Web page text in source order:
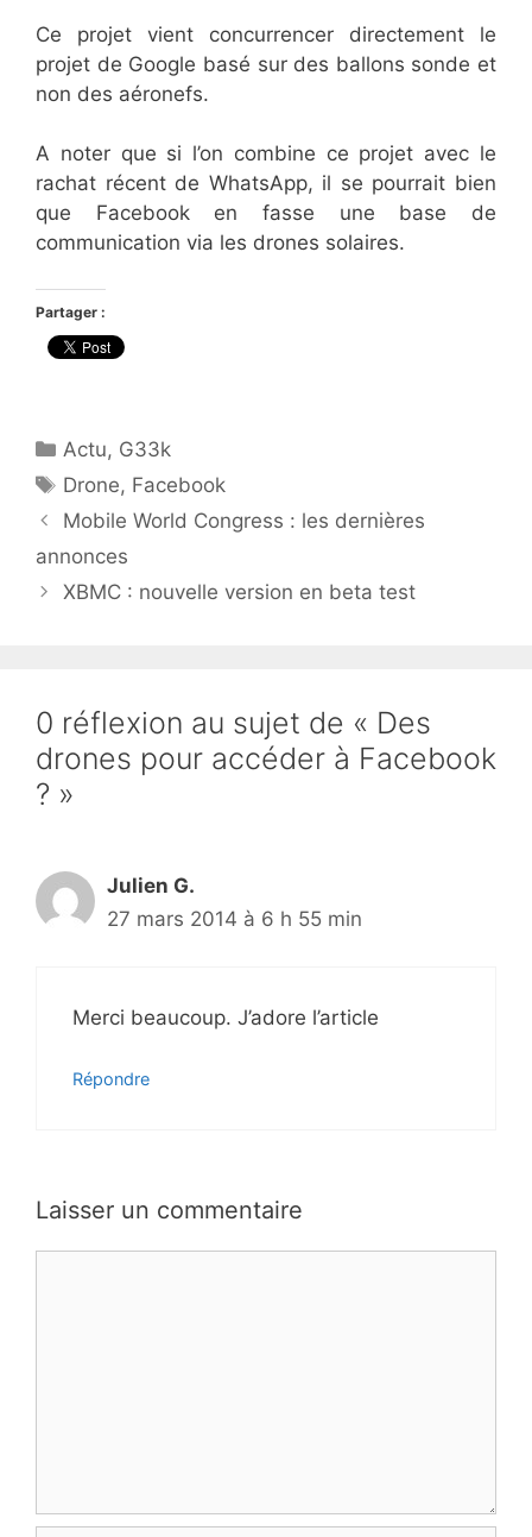
Ce projet vient concurrencer directement le
projet de Google basé sur des ballons sonde et
non des aéronefs.
A noter que si l’on combine ce projet avec le
rachat récent de WhatsApp, il se pourrait bien
que Facebook en fasse une base de
communication via les drones solaires.
Partager :
Catégories
Actu, G33k
Étiquettes
Drone, Facebook
Mobile World Congress : les dernières
annonces
XBMC : nouvelle version en beta test
0 réflexion au sujet de « Des
drones pour accéder à Facebook
? »
Julien G.
27 mars 2014 à 6 h 55 min
Merci beaucoup. J’adore l’article
Répondre
Laisser un commentaire